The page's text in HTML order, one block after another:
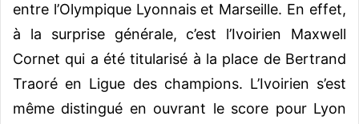
entre l’Olympique Lyonnais et Marseille. En effet,
à la surprise générale, c’est l’Ivoirien Maxwell
Cornet qui a été titularisé à la place de Bertrand
Traoré en Ligue des champions. L’Ivoirien s’est
même distingué en ouvrant le score pour Lyon